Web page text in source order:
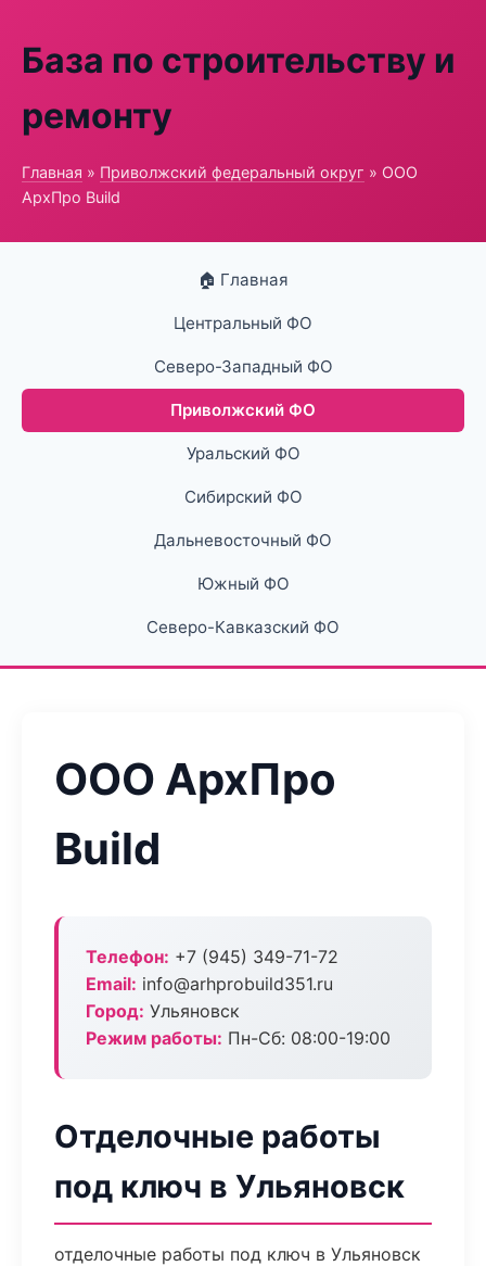
База по строительству и
ремонту
Главная » Приволжский федеральный округ » ООО
АрхПро Build
🏠 Главная
Центральный ФО
Северо-Западный ФО
Приволжский ФО
Уральский ФО
Сибирский ФО
Дальневосточный ФО
Южный ФО
Северо-Кавказский ФО
ООО АрхПро
Build
Телефон: +7 (945) 349-71-72
Email: info@arhprobuild351.ru
Город: Ульяновск
Режим работы: Пн-Сб: 08:00-19:00
Отделочные работы
под ключ в Ульяновск
отделочные работы под ключ в Ульяновск